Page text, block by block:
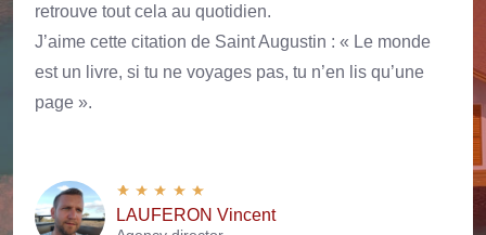
retrouve tout cela au quotidien.
J’aime cette citation de Saint Augustin : « Le monde
est un livre, si tu ne voyages pas, tu n’en lis qu’une
page ».
LAUFERON Vincent